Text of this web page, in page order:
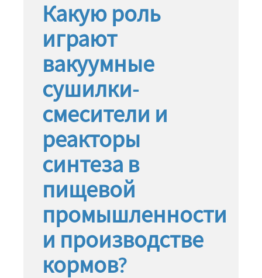
Какую роль
играют
вакуумные
сушилки-
смесители и
реакторы
синтеза в
пищевой
промышленности
и производстве
кормов?